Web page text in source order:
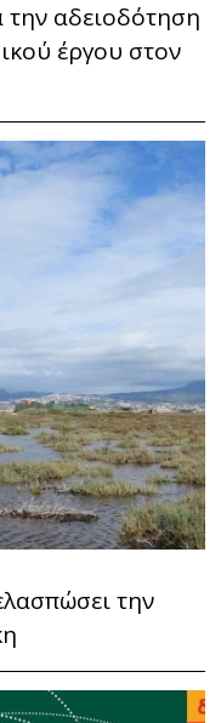
την αδειοδότηση
έργου στον
την